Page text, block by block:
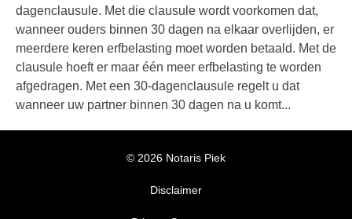
dagenclausule. Met die clausule wordt voorkomen dat,
wanneer ouders binnen 30 dagen na elkaar overlijden, er
meerdere keren erfbelasting moet worden betaald. Met de
clausule hoeft er maar één meer erfbelasting te worden
afgedragen. Met een 30-dagenclausule regelt u dat
wanneer uw partner binnen 30 dagen na u komt...
© 2026 Notaris Piek
Disclaimer